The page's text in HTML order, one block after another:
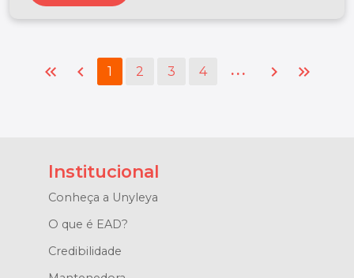
keyboard_double_arrow_left chevron_left 1 2 3 4 ... chevron_right keyboard_double_arrow_right
Institucional
Conheça a Unyleya
O que é EAD?
Credibilidade